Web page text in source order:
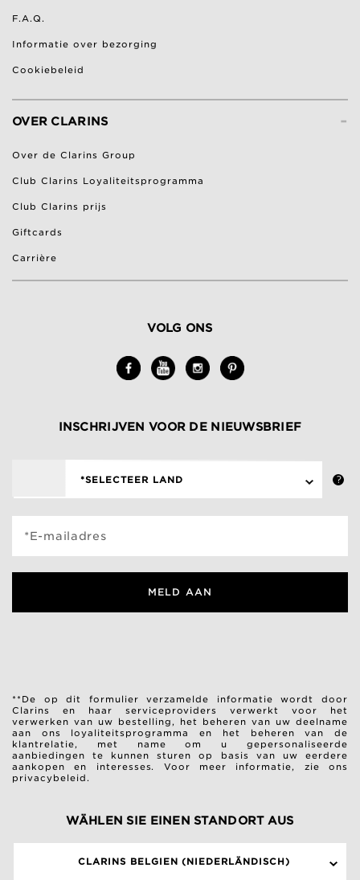
F.A.Q.
Informatie over bezorging
Cookiebeleid
-
OVER CLARINS
Over de Clarins Group
Club Clarins Loyaliteitsprogramma
Club Clarins prijs
Giftcards
Carrière
VOLG ONS
INSCHRIJVEN VOOR DE NIEUWSBRIEF
*SELECTEER LAND
*E-mailadres
MELD AAN
**De op dit formulier verzamelde informatie wordt door
Clarins en haar serviceproviders verwerkt voor het
verwerken van uw bestelling, het beheren van uw deelname
aan ons loyaliteitsprogramma en het beheren van de
klantrelatie, met name om u gepersonaliseerde
aanbiedingen te kunnen sturen op basis van uw eerdere
aankopen en interesses. Voor meer informatie, zie ons
privacybeleid.
WÄHLEN SIE EINEN STANDORT AUS
CLARINS BELGIEN (NIEDERLÄNDISCH)